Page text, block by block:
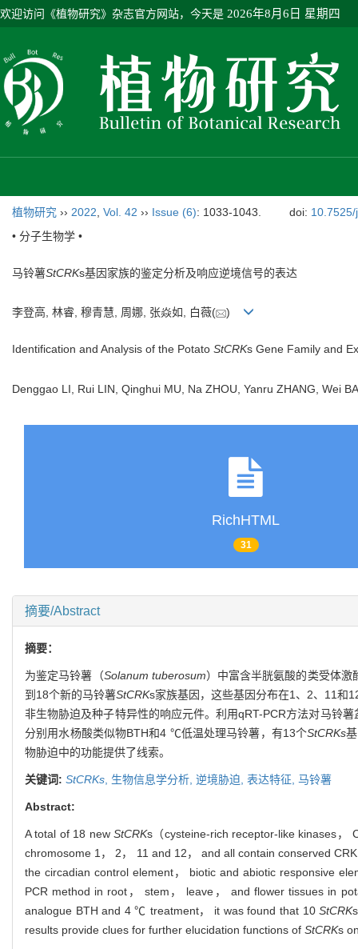
欢迎访问《植物研究》杂志官方网站，今天是 2026年8月6日 星期四
植物研究 ›› 2022 Vol. 42 ›› Issue (6): 1033-1043. doi:
• 分子生物学 •
马铃薯StCRKs基因家族的鉴定分析及响应逆境信号的表达
李登高, 林睿, 穆青慧, 周娜, 张焱如, 白薇( )
Identification and Analysis of the Potato StCRKs Gene Family and
Denggao LI, Rui LIN, Qinghui MU, Na ZHOU, Yanru ZHANG, Wei
RichHTML
31
摘要/Abstract
摘要：
为鉴定马铃薯（Solanum tuberosum）中富含半胱氨酸的类受体
到18个新的马铃薯StCRKs家族基因，这些基因分布在1、2、11和
非生物胁迫及种子特异性的响应元件。利用qRT-PCR方法对马铃
分别用水杨酸类似物BTH和4 ℃低温处理马铃薯，有13个StCRKs
物胁迫中的功能提供了线索。
关键词: StCRKs 生物信息学分析, 逆境胁迫, 表达特征, 马铃薯
Abstract:
A total of 18 new StCRKs（cysteine-rich receptor-like kinases，
chromosome 1， 2， 11 and 12， and all contain conserved
the circadian control element， biotic and abiotic responsive
PCR method in root， stem， leave， and flower tissues in
analogue BTH and 4 ℃ treatment， it was found that 10StCRK
results provide clues for further elucidation functions of StCRKs